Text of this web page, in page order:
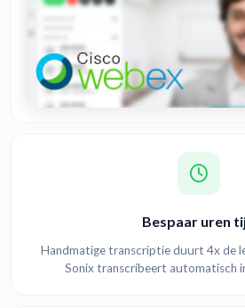
Bespaar uren
Handmatige transcriptie duurt 4x de
Sonix transcribeert automatisch